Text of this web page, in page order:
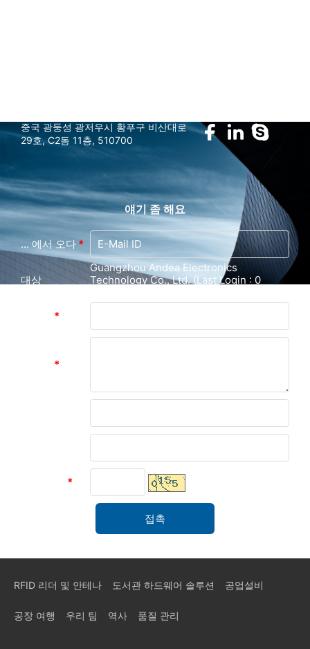
중국 광둥성 광저우시 황푸구 비산대로
29호, C2동 11층, 510700
얘기 좀 해요
... 에서 오다 *
대상
Guangzhou Andea Electronics
Technology Co., Ltd. (Last Login : 0
*
*
*
RFID 리더 및 안테나 도서관 하드웨어 솔루션 공업설비
공장 여행 우리 팀 역사 품질 관리